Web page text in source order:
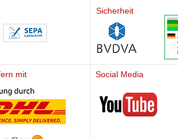
Sicherheit
mit Social Media
Mediherz